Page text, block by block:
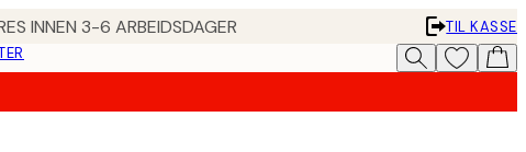
INNEN 3-6 ARBEIDSDAGER
TIL KASSE